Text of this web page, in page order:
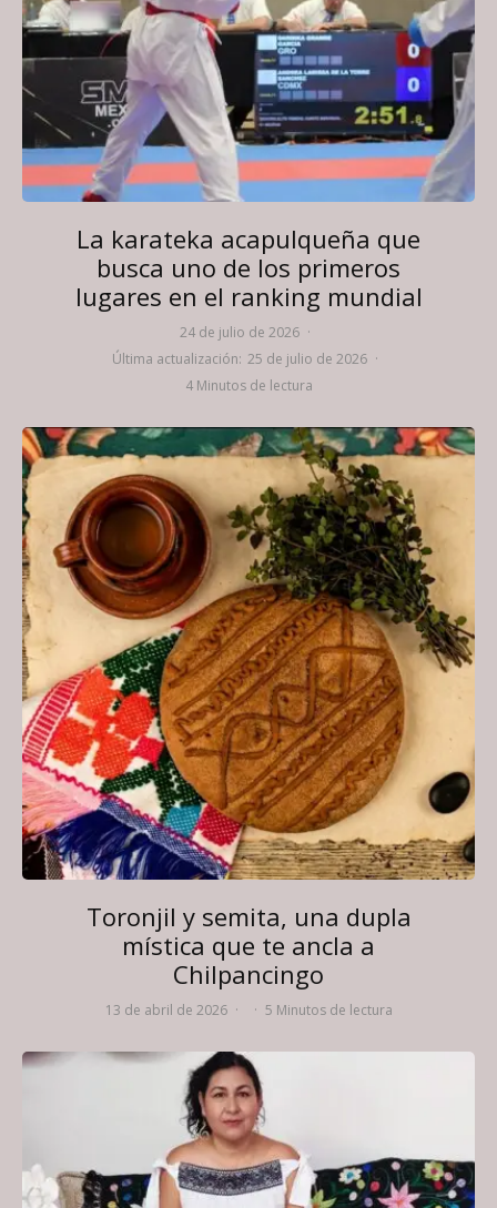
La karateka acapulqueña que
busca uno de los primeros
lugares en el ranking mundial
24 de julio de 2026 ·
Última actualización: 25 de julio de 2026 ·
4 Minutos de lectura
Toronjil y semita, una dupla
mística que te ancla a
Chilpancingo
13 de abril de 2026 · · 5 Minutos de lectura